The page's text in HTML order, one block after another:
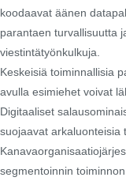
koodaavat äänen
parantaen turvallisuutta
viestintätyönkulkuja.
Keskeisiä toiminnallisia
avulla esimiehet voivat
Digitaaliset
suojaavat arkaluonteisia
segmentoinnin